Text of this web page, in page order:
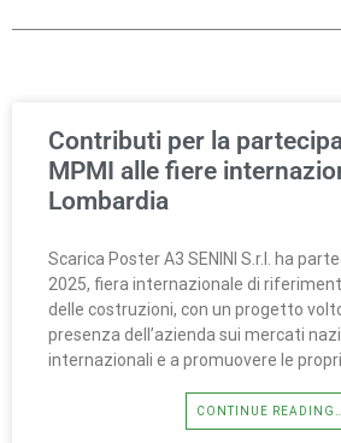
Contributi per la
MPMI alle fiere
Lombardia
Scarica Poster A3 SENINI S.r.l. ha
2025, fiera internazionale di
delle costruzioni, con un progetto
presenza dell’azienda sui mercati
internazionali e a promuovere le
CONTINUE READING…